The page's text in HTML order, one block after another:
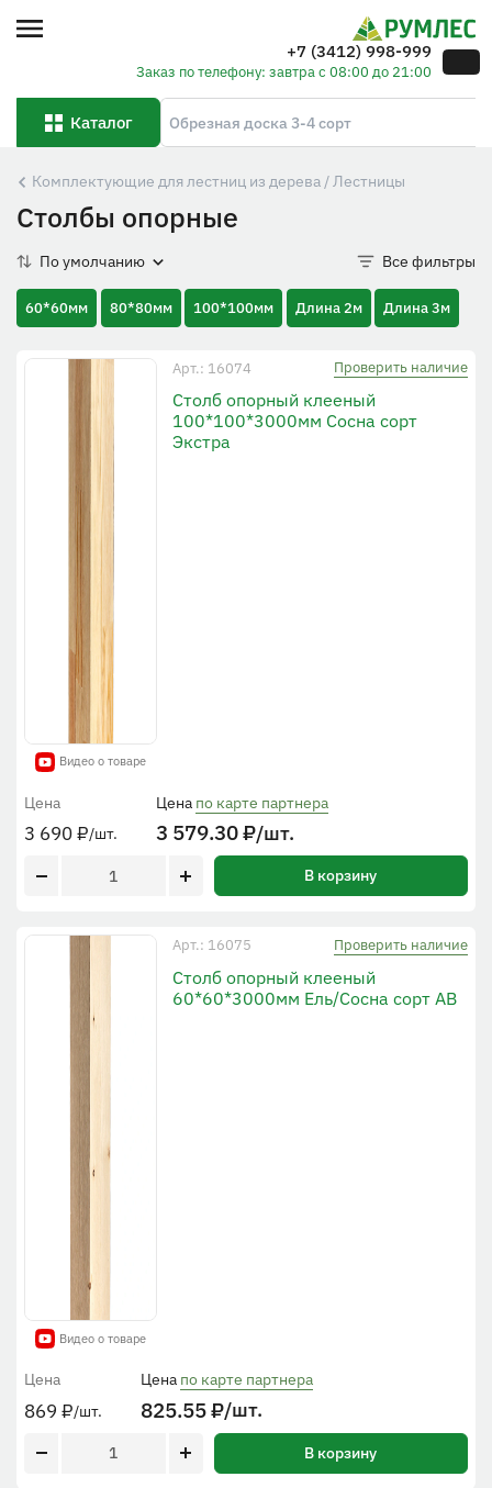
+7 (3412) 998-999
Заказ по телефону: завтра с 08:00 до 21:00
Каталог
Комплектующие для лестниц из дерева / Лестницы
Столбы опорные
По умолчанию Все фильтры
60*60мм 80*80мм 100*100мм Длина 2м Длина 3м
Видео о товаре
Арт.: 16074 Проверить наличие
Столб опорный клееный
100*100*3000мм Сосна сорт
Экстра
Цена
3 690₽/шт.
Цена по карте партнера
3 579.30₽/шт.
В корзину
Видео о товаре
Арт.: 16075 Проверить наличие
Столб опорный клееный
60*60*3000мм Ель/Сосна сорт АВ
Цена
869 ₽/шт.
Цена по карте партнера
825.55₽/шт.
В корзину